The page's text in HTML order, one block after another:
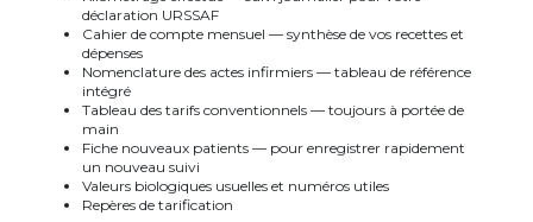
déclaration URSSAF
Cahier de compte mensuel — synthèse de vos recettes et
dépenses
Nomenclature des actes infirmiers — tableau de référence
intégré
Tableau des tarifs conventionnels — toujours à portée de
main
Fiche nouveaux patients — pour enregistrer rapidement
un nouveau suivi
Valeurs biologiques usuelles et numéros utiles
Repères de tarification